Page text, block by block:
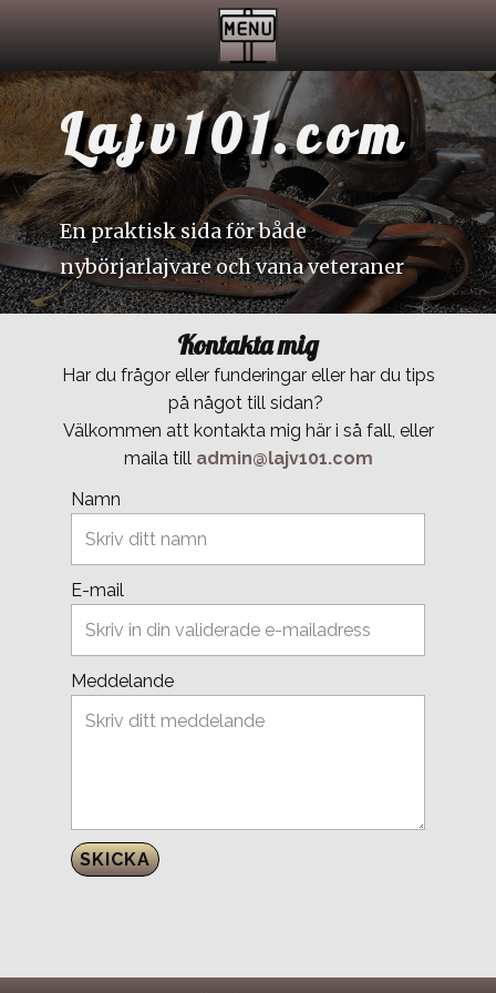
Lajv101.com
En praktisk sida för både
nybörjarlajvare och vana veteraner
Kontakta mig
Har du frågor eller funderingar eller har du tips
på något till sidan?
Välkommen att kontakta mig här i så fall, eller
maila tilladmin@lajv101.com
Namn
E-mail
Meddelande
SKICKA